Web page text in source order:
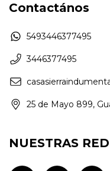
Contactános
5493446377495
3446377495
25 de Mayo 899,
NUESTRAS